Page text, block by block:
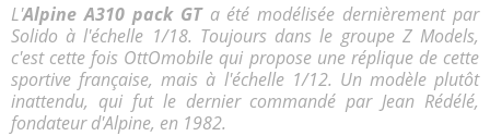
L'Alpine A310 pack GTa été modélisée dernièrement par
Solido à l'échelle 1/18. Toujours dans le groupe Z Models,
c'est cette fois OttOmobile qui propose une réplique de cette
sportive française, mais à l'échelle 1/12. Un modèle plutôt
inattendu, qui fut le dernier commandé par Jean Rédélé,
fondateur d'Alpine, en 1982.